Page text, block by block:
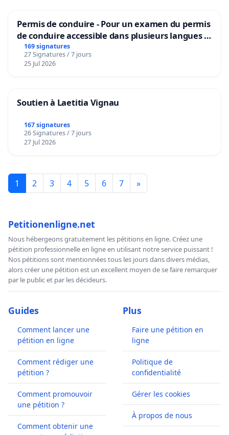
Permis de conduire - Pour un examen du permis
de conduire accessible dans plusieurs langues à
Bruxelles
169 signatures
27 Signatures / 7 jours
25 Jul 2026
Soutien à Laetitia Vignau
167 signatures
26 Signatures / 7 jours
27 Jul 2026
1 2 3 4 5 6 7 »
Petitionenligne.net
Nous hébergeons gratuitement les pétitions en ligne. Créez une
pétition professionnelle en ligne en utilisant notre service puissant !
Nos pétitions sont mentionnées tous les jours dans divers médias,
alors créer une pétition est un excellent moyen de se faire remarquer
par le public et par les décideurs.
Guides
Comment lancer une
pétition en ligne
Comment rédiger une
pétition ?
Comment promouvoir
une pétition ?
Comment obtenir une
Plus
Faire une pétition en
ligne
Politique de
confidentialité
Gérer les cookies
À propos de nous